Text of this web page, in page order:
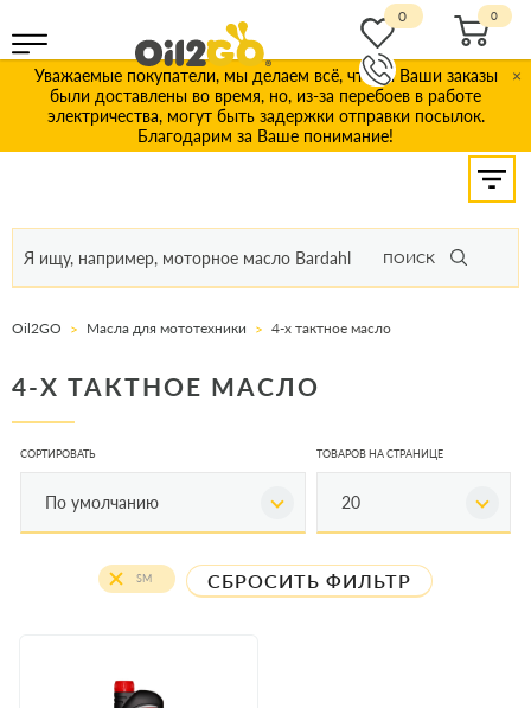
Уважаемые покупатели, мы делаем всё, чтобы Ваши заказы
были доставлены во время, но, из-за перебоев в работе
электричества, могут быть задержки отправки посылок.
Благодарим за Ваше понимание!
×
ПОИСК
0
Oil2GO Масла для мототехники 4-х тактное масло
4-Х ТАКТНОЕ МАСЛО
СОРТИРОВАТЬ
По умолчанию
ТОВАРОВ НА СТРАНИЦЕ
20
SM СБРОСИТЬ ФИЛЬТР